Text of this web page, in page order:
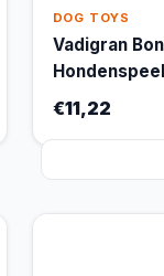
DOG TOYS
Vadigran
€11,22